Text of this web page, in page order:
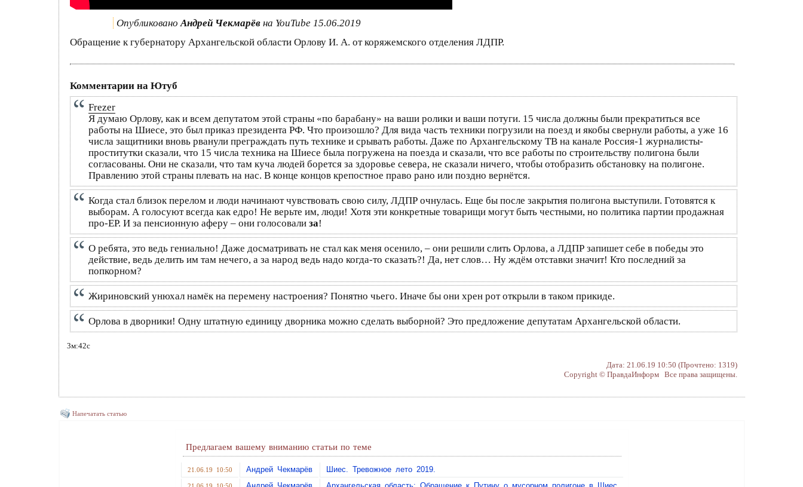
ОпубликованоАндрей Чекмарёв на YouTube 15.06.2019
Обращение к губернатору Архангельской области Орлову И. А. от коряжемского отделения ЛДПР.
Комментарии на Ютуб
Frezer
Я думаю Орлову, как и всем депутатом этой страны «по барабану» на ваши ролики и ваши потуги. 15 числа должны были прекратиться все
работы на Шиесе, это был приказ президента РФ. Что произошло? Для вида часть техники погрузили на поезд и якобы свернули работы, а уже 16
числа защитники вновь рванули преграждать путь технике и срывать работы. Даже по Архангельскому ТВ на канале Россия-1 журналисты-
проститутки сказали, что 15 числа техника на Шиесе была погружена на поезда и сказали, что все работы по строительству полигона были
согласованы. Они не сказали, что там куча людей борется за здоровье севера, не сказали ничего, чтобы отобразить обстановку на полигоне.
Правлению этой страны плевать на нас. В конце концов крепостное право рано или поздно вернётся.
Когда стал близок перелом и люди начинают чувствовать свою силу, ЛДПР очнулась. Еще бы после закрытия полигона выступили. Готовятся к
выборам. А голосуют всегда как едро! Не верьте им, люди! Хотя эти конкретные товарищи могут быть честными, но политика партии продажная
про-ЕР. И за пенсионную аферу – они голосовали за!
О ребята, это ведь гениально! Даже досматривать не стал как меня осенило, – они решили слить Орлова, а ЛДПР запишет себе в победы это
действие, ведь делить им там нечего, а за народ ведь надо когда-то сказать?! Да, нет слов… Ну ждём отставки значит! Кто последний за
попкорном?
Жириновский унюхал намёк на перемену настроения? Понятно чьего. Иначе бы они хрен рот открыли в таком прикиде.
Орлова в дворники! Одну штатную единицу дворника можно сделать выборной? Это предложение депутатам Архангельской области.
3м:42с
Дата: 21.06.19 10:50 (Прочтено: 1319)
Copyright © ПравдаИнформ Все права защищены.
Напечатать статью
Предлагаем вашему вниманию статьи по теме
21.06.19 10:50 Андрей Чекмарёв Шиес. Тревожное лето 2019.